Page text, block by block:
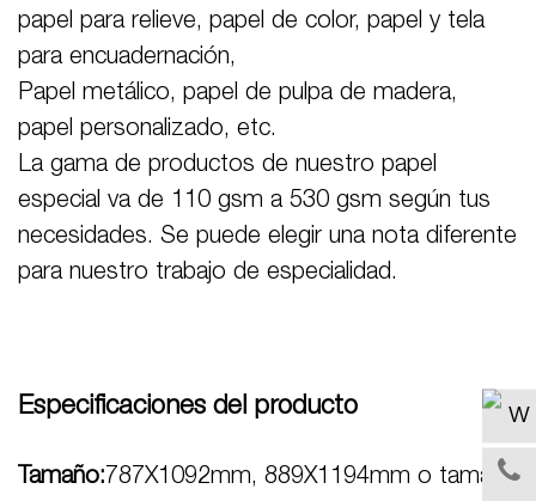
papel para relieve, papel de color, papel y tela
para encuadernación,
Papel metálico, papel de pulpa de madera,
papel personalizado, etc.
La gama de productos de nuestro papel
especial va de 110 gsm a 530 gsm según tus
necesidades. Se puede elegir una nota diferente
para nuestro trabajo de especialidad.
Especificaciones del producto
Tamaño:787X1092mm, 889X1194mm o tamaño